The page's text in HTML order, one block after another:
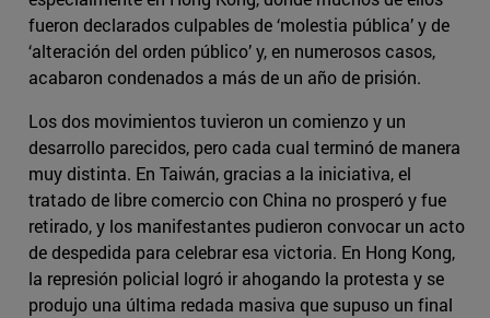
fueron declarados culpables de ‘molestia pública’ y de
‘alteración del orden público’ y, en numerosos casos,
acabaron condenados a más de un año de prisión.
Los dos movimientos tuvieron un comienzo y un
desarrollo parecidos, pero cada cual terminó de manera
muy distinta. En Taiwán, gracias a la iniciativa, el
tratado de libre comercio con China no prosperó y fue
retirado, y los manifestantes pudieron convocar un acto
de despedida para celebrar esa victoria. En Hong Kong,
la represión policial logró ir ahogando la protesta y se
produjo una última redada masiva que supuso un final